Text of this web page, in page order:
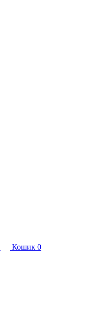
Кошик 0